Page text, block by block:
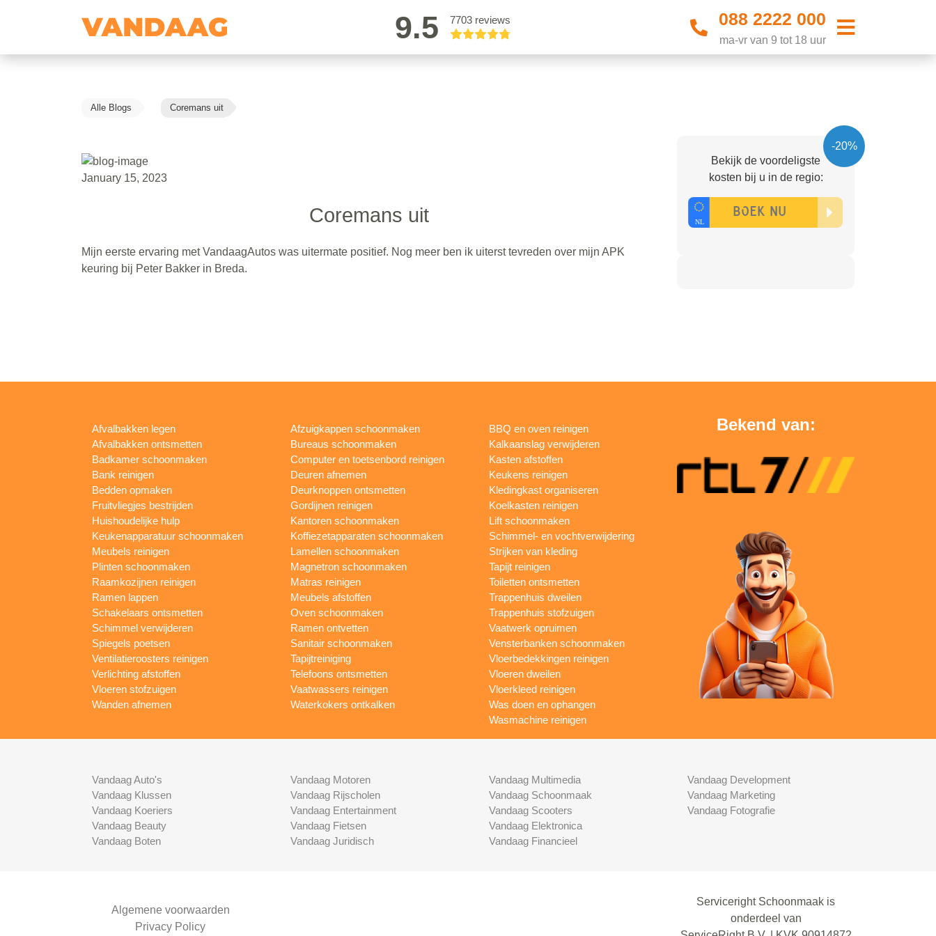
9.5 7703 reviews 088 2222 000
ma-vr van 9 tot 18 uur
Alle Blogs Coremans uit
January 15, 2023
Coremans uit
Mijn eerste ervaring met VandaagAutos was uitermate positief. Nog meer ben ik uiterst tevreden over mijn APK
keuring bij Peter Bakker in Breda.
-20%
Bekijk de voordeligste
kosten bij u in de regio:
Afvalbakken legen
Afvalbakken ontsmetten
Badkamer schoonmaken
Bank reinigen
Bedden opmaken
Fruitvliegjes bestrijden
Huishoudelijke hulp
Keukenapparatuur schoonmaken
Meubels reinigen
Plinten schoonmaken
Raamkozijnen reinigen
Ramen lappen
Schakelaars ontsmetten
Schimmel verwijderen
Spiegels poetsen
Ventilatieroosters reinigen
Verlichting afstoffen
Vloeren stofzuigen
Wanden afnemen
Afzuigkappen schoonmaken
Bureaus schoonmaken
Computer en toetsenbord reinigen
Deuren afnemen
Deurknoppen ontsmetten
Gordijnen reinigen
Kantoren schoonmaken
Koffiezetapparaten schoonmaken
Lamellen schoonmaken
Magnetron schoonmaken
Matras reinigen
Meubels afstoffen
Oven schoonmaken
Ramen ontvetten
Sanitair schoonmaken
Tapijtreiniging
Telefoons ontsmetten
Vaatwassers reinigen
Waterkokers ontkalken
BBQ en oven reinigen
Kalkaanslag verwijderen
Kasten afstoffen
Keukens reinigen
Kledingkast organiseren
Koelkasten reinigen
Lift schoonmaken
Schimmel- en vochtverwijdering
Strijken van kleding
Tapijt reinigen
Toiletten ontsmetten
Trappenhuis dweilen
Trappenhuis stofzuigen
Vaatwerk opruimen
Vensterbanken schoonmaken
Vloerbedekkingen reinigen
Vloeren dweilen
Vloerkleed reinigen
Was doen en ophangen
Wasmachine reinigen
Bekend van:
Vandaag Auto's
Vandaag Klussen
Vandaag Koeriers
Vandaag Beauty
Vandaag Boten
Vandaag Motoren
Vandaag Rijscholen
Vandaag Entertainment
Vandaag Fietsen
Vandaag Juridisch
Vandaag Multimedia
Vandaag Schoonmaak
Vandaag Scooters
Vandaag Elektronica
Vandaag Financieel
Vandaag Development
Vandaag Marketing
Vandaag Fotografie
Algemene voorwaarden
Privacy Policy
Serviceright Schoonmaak is
onderdeel van